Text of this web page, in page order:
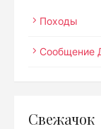
Походы
Сообщение
Свежачок